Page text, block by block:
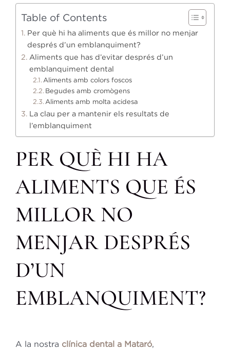
Table of Contents
Per què hi ha aliments que és millor no menjar
després d’un emblanquiment?
Aliments que has d’evitar després d’un
emblanquiment dental
Aliments amb colors foscos
Begudes amb cromògens
Aliments amb molta acidesa
La clau per a mantenir els resultats de
l’emblanquiment
PER QUÈ HI HA
ALIMENTS QUE ÉS
MILLOR NO
MENJAR DESPRÉS
D’UN
EMBLANQUIMENT?
A la nostra clínica dental a Mataró,